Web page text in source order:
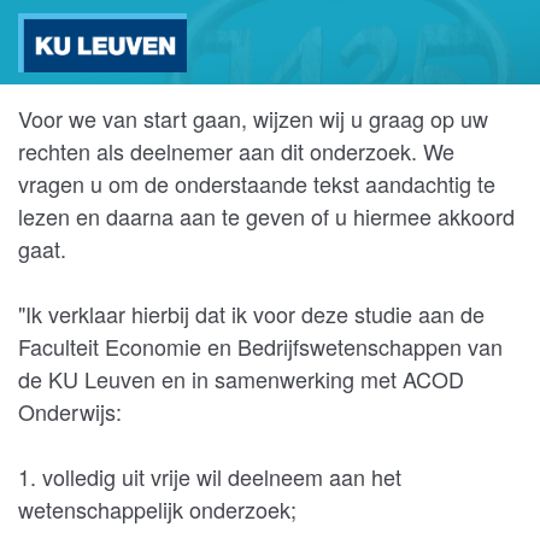
Voor we van start gaan, wijzen wij u graag op uw
rechten als deelnemer aan dit onderzoek. We
vragen u om de onderstaande tekst aandachtig te
lezen en daarna aan te geven of u hiermee akkoord
gaat.
"Ik verklaar hierbij dat ik voor deze studie aan de
Faculteit Economie en Bedrijfswetenschappen van
de KU Leuven en in samenwerking met ACOD
Onderwijs:
1. volledig uit vrije wil deelneem aan het
wetenschappelijk onderzoek;